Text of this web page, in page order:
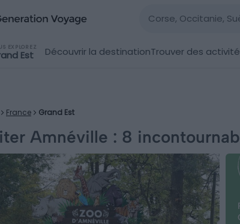
EXPLOREZ
Est Découvrir la destinationTrouver des
France Grand Est
Amnéville : 8